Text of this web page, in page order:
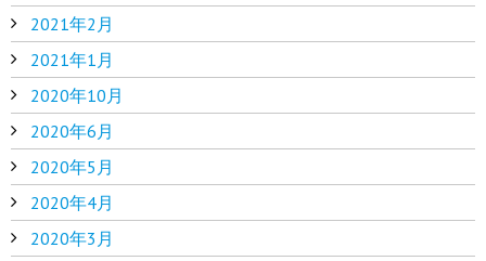
2021年2月
2021年1月
2020年10月
2020年6月
2020年5月
2020年4月
2020年3月